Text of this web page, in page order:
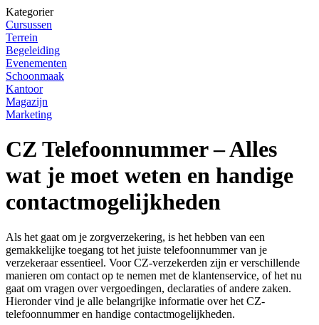
Kategorier
Cursussen
Terrein
Begeleiding
Evenementen
Schoonmaak
Kantoor
Magazijn
Marketing
CZ Telefoonnummer – Alles
wat je moet weten en handige
contactmogelijkheden
Als het gaat om je zorgverzekering, is het hebben van een
gemakkelijke toegang tot het juiste telefoonnummer van je
verzekeraar essentieel. Voor CZ-verzekerden zijn er verschillende
manieren om contact op te nemen met de klantenservice, of het nu
gaat om vragen over vergoedingen, declaraties of andere zaken.
Hieronder vind je alle belangrijke informatie over het CZ-
telefoonnummer en handige contactmogelijkheden.